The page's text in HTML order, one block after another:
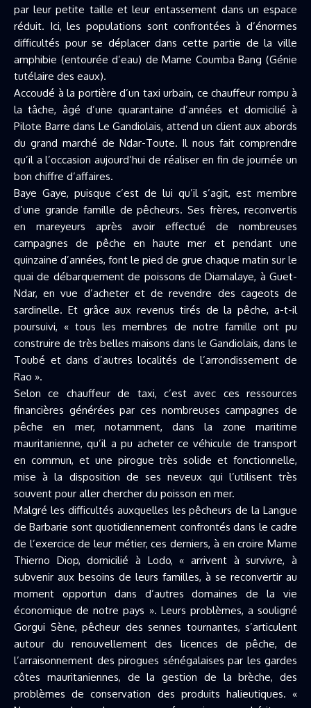
par leur petite taille et leur entassement dans un espace
réduit. Ici, les populations sont confrontées à d’énormes
difficultés pour se déplacer dans cette partie de la ville
amphibie (entourée d’eau) de Mame Coumba Bang (Génie
tutélaire des eaux).
Accoudé à la portière d’un taxi urbain, ce chauffeur rompu à
la tâche, âgé d’une quarantaine d’années et domicilié à
Pilote Barre dans Le Gandiolais, attend un client aux abords
du grand marché de Ndar-Toute. Il nous fait comprendre
qu’il a l’occasion aujourd’hui de réaliser en fin de journée un
bon chiffre d’affaires.
Baye Gaye, puisque c’est de lui qu’il s’agit, est membre
d’une grande famille de pêcheurs. Ses frères, reconvertis
en mareyeurs après avoir effectué de nombreuses
campagnes de pêche en haute mer et pendant une
quinzaine d’années, font le pied de grue chaque matin sur le
quai de débarquement de poissons de Diamalaye, à Guet-
Ndar, en vue d’acheter et de revendre des cageots de
sardinelle. Et grâce aux revenus tirés de la pêche, a-t-il
poursuivi, « tous les membres de notre famille ont pu
construire de très belles maisons dans le Gandiolais, dans le
Toubé et dans d’autres localités de l’arrondissement de
Rao ».
Selon ce chauffeur de taxi, c’est avec ces ressources
financières générées par ces nombreuses campagnes de
pêche en mer, notamment, dans la zone maritime
mauritanienne, qu’il a pu acheter ce véhicule de transport
en commun, et une pirogue très solide et fonctionnelle,
mise à la disposition de ses neveux qui l’utilisent très
souvent pour aller chercher du poisson en mer.
Malgré les difficultés auxquelles les pêcheurs de la Langue
de Barbarie sont quotidiennement confrontés dans le cadre
de l’exercice de leur métier, ces derniers, à en croire Mame
Thierno Diop, domicilié à Lodo, « arrivent à survivre, à
subvenir aux besoins de leurs familles, à se reconvertir au
moment opportun dans d’autres domaines de la vie
économique de notre pays ». Leurs problèmes, a souligné
Gorgui Sène, pêcheur des sennes tournantes, s’articulent
autour du renouvellement des licences de pêche, de
l’arraisonnement des pirogues sénégalaises par les gardes
côtes mauritaniennes, de la gestion de la brèche, des
problèmes de conservation des produits halieutiques. «